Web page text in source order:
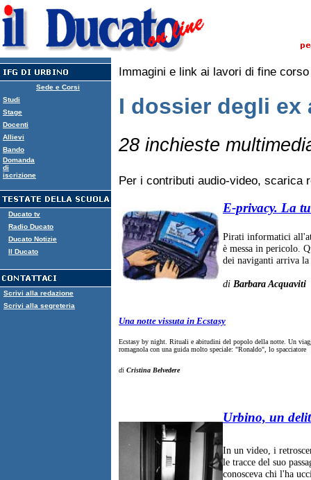
Sede e Corsi
Studi
Stage
Docenti
Allievi
Bando
Domanda
di
iscrizione
Ducato tv
Radio Ducato
Ducato Notizie
Il Ducato
Scrivi alla redazione
Scrivi alla segreteria
Immagini e link ai lavori di fine
I dossier degli ex
28 inchieste
Per i contributi audio-video, scarica
E-privacy. La
Pirati informatici
è messa in pericolo.
dei naviganti arriva la
di Barbara Acquaviti
Una notte vissuta in Ecstasy
Ecstasy by night. Rituali e abitudini del popolo della notte. Un
romagnola con una guida molto speciale: "Ronaldo", lo spacciatore
di Cristina Belvedere
Urbino, un
In un video, i
le tracce del suo
conosceva chi l'ha